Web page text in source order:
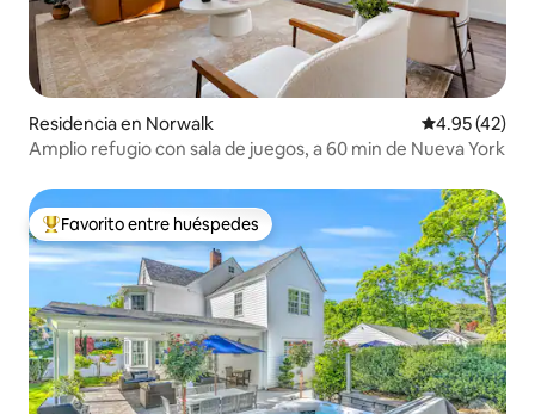
Residencia en Norwalk Calificación
4.95 (42)
Amplio refugio con sala de juegos, a 60 min de Nueva York
De los mejores en Favorito entre huéspedes
Favorito entre huéspedes